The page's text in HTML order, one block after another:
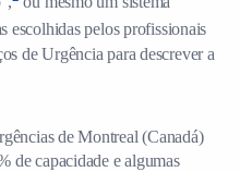
escolhidas pelos profissionais
de Urgência para descrever a
de Montreal (Canadá)
de capacidade e algumas